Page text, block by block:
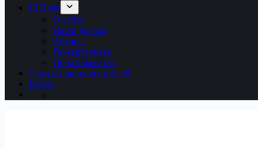
LTB.net
О сайте
Наши друзья
Авторы
Пожертвовать
Обратная связь
Статьи наших читателей
Войти